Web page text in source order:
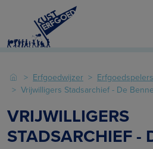
Erfgoedwijzer
Erfgoedspelers
Vrijwilligers Stadsarchief - De Benne
VRIJWILLIGERS
STADSARCHIEF -